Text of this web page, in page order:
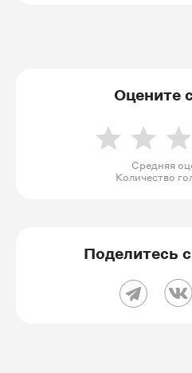
Оцените
Средняя
Количество
Поделитесь